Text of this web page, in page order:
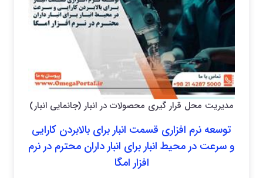
مدیریت محل قرار گیری محصولات در انبار (جانمایی انبار)
توسعه نرم افزاری قسمت انبار برای بالابردن کارایی
و سرعت در محیط انبار برای انبار داران محترم در نرم
افزار امگا